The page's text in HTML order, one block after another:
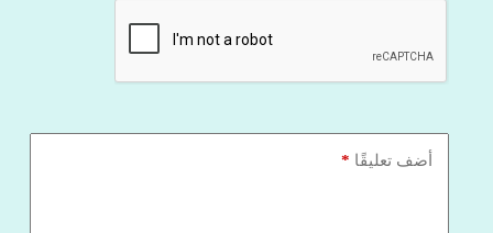
أضف تعليقًا *